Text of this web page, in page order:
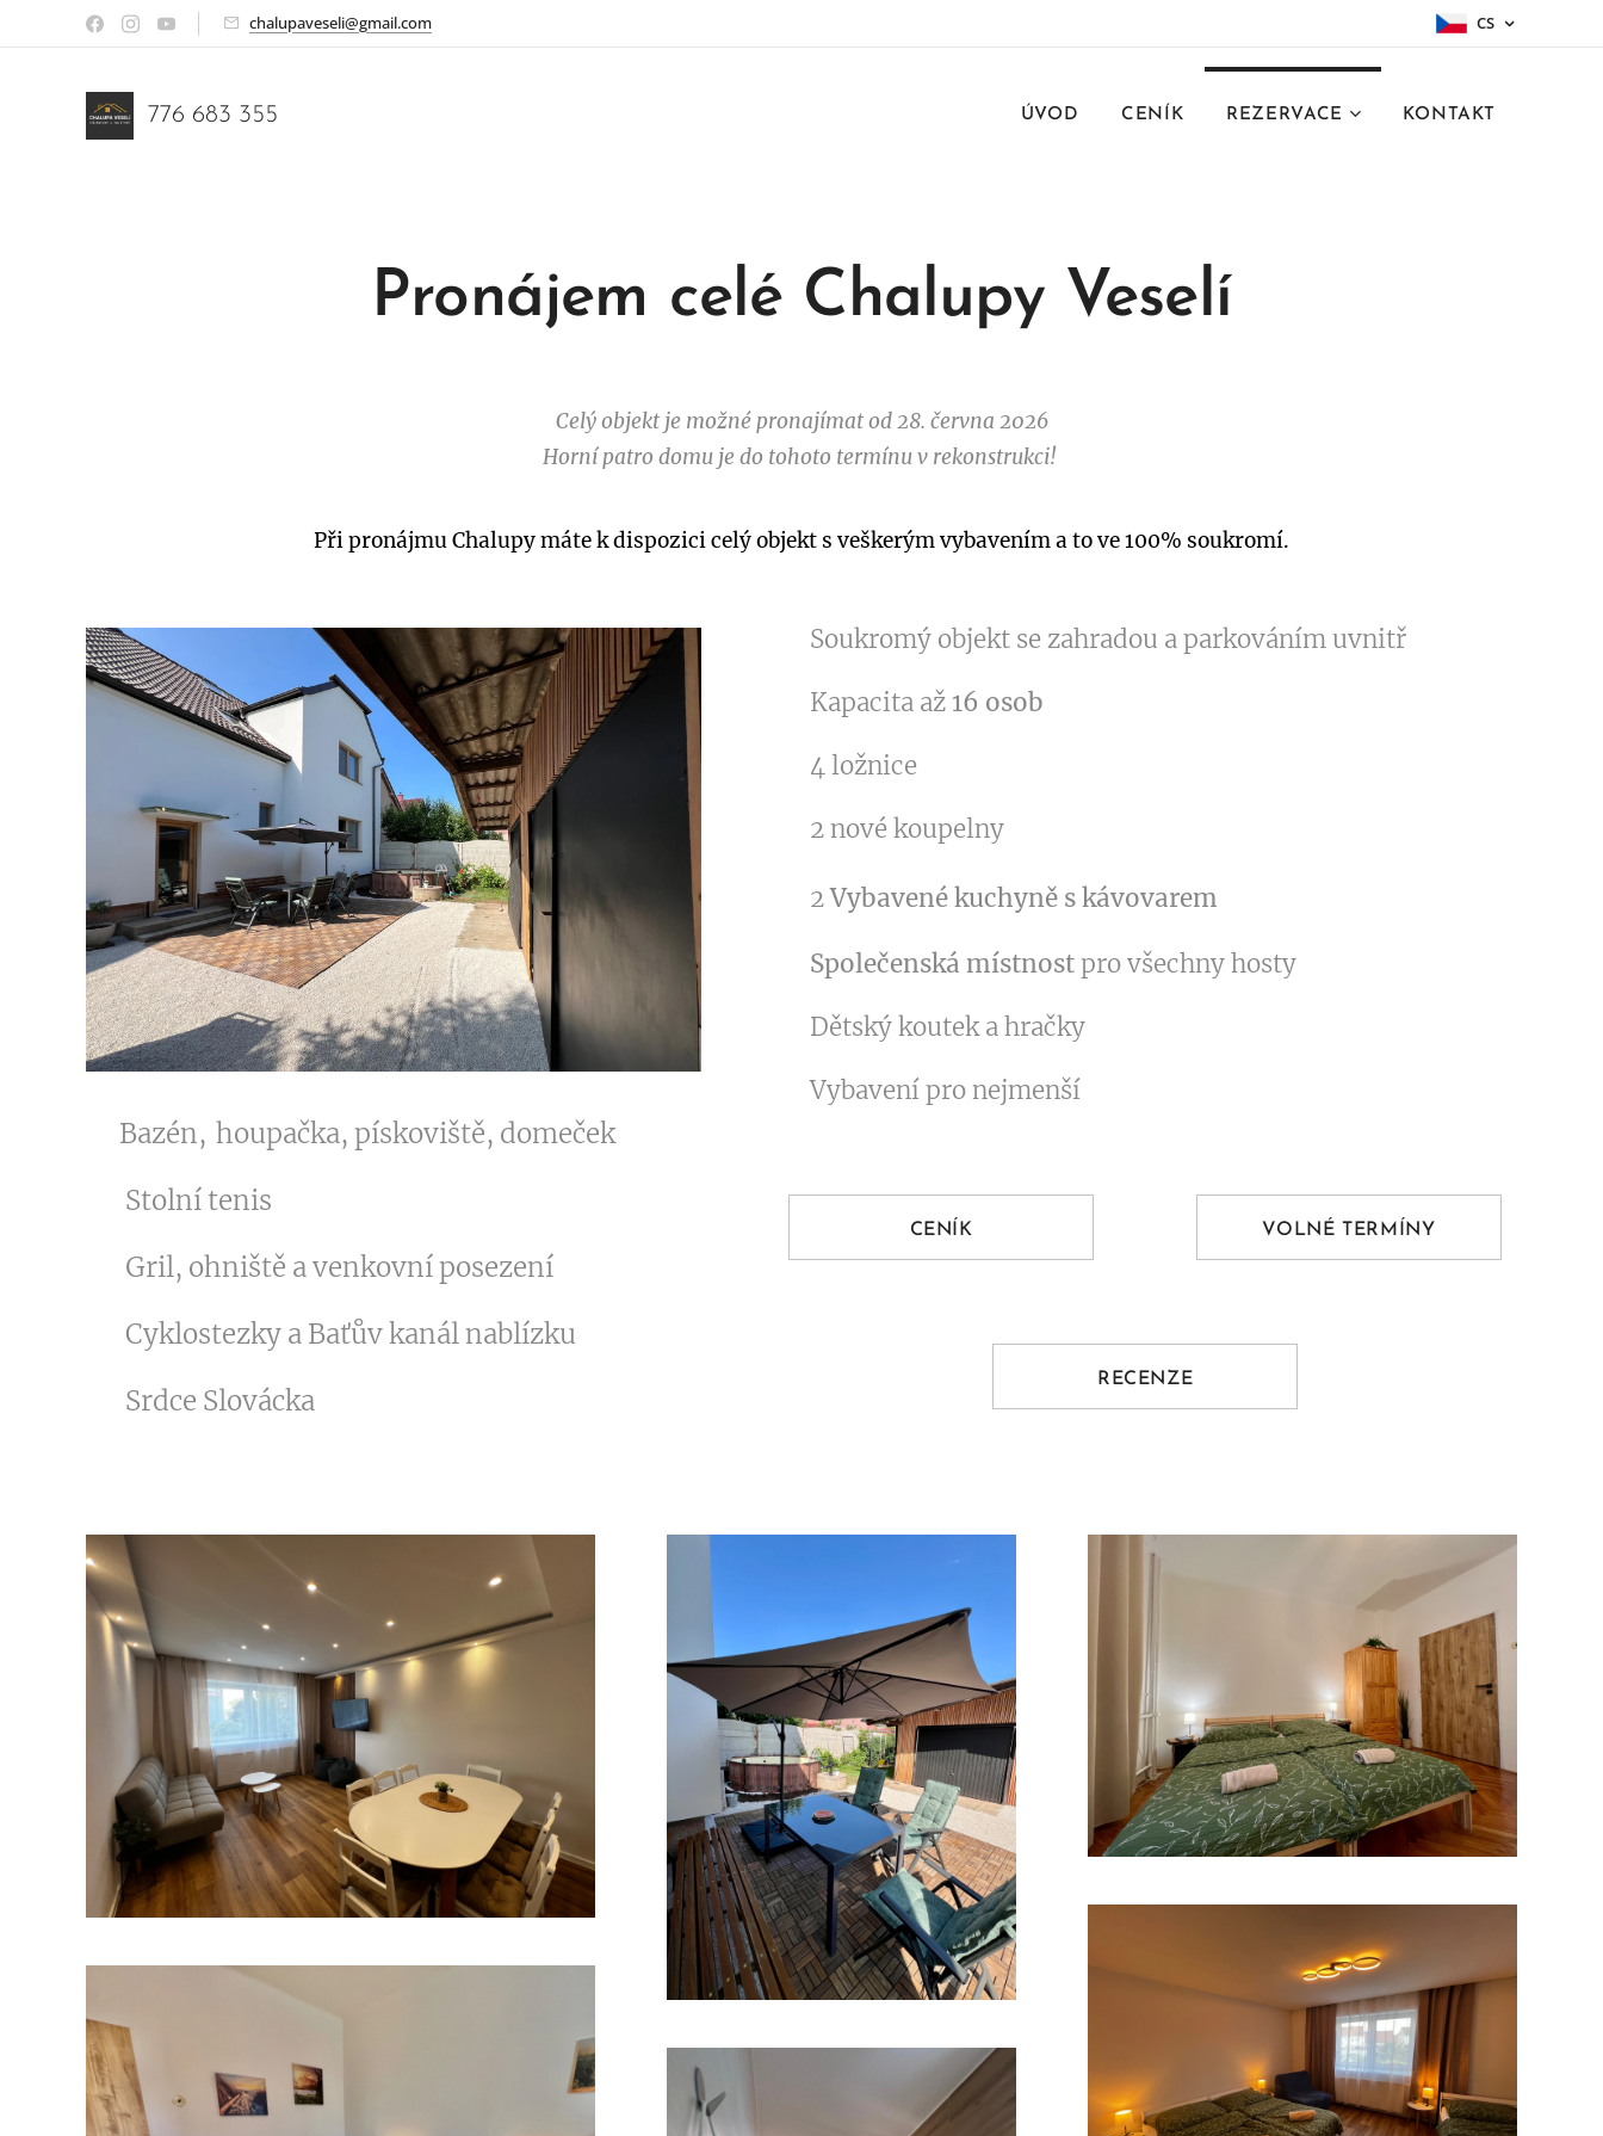
chalupaveseli@gmail.com CS
776 683 355 ÚVOD CENÍK REZERVACE KONTAKT
Pronájem celé Chalupy Veselí
Celý objekt je možné pronajímat od 28. června 2026
Horní patro domu je do tohoto termínu v rekonstrukci!
Při pronájmu Chalupy máte k dispozici celý objekt s veškerým vybavením a to ve 100% soukromí.
🏖️Bazén, houpačka, pískoviště, domeček
🏓 Stolní tenis
🔥 Gril, ohniště a venkovní posezení
🚲 Cyklostezky a Baťův kanál nablízku
🍷 Srdce Slovácka
🏡 Soukromý objekt se zahradou a parkováním uvnitř
👨‍👩‍👧‍👦 Kapacita až 16 osob
🛏️ 4 ložnice
🚿 2 nové koupelny
🍽️ 2Vybavené kuchyně skávovarem
Společenská místnostpro všechny hosty
🧒 Dětský koutek a hračky
👶 Vybavení pro nejmenší
CENÍK VOLNÉ TERMÍNY
RECENZE